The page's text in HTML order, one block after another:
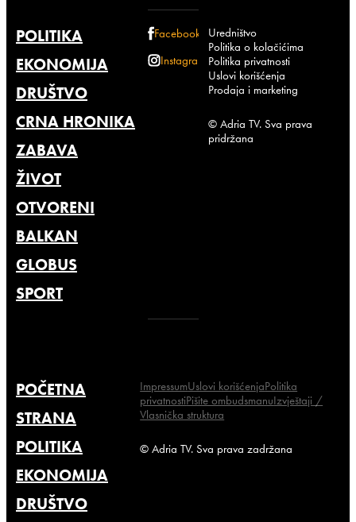
POLITIKA
EKONOMIJA
DRUŠTVO
CRNA HRONIKA
ZABAVA
ŽIVOT
OTVORENI
BALKAN
GLOBUS
SPORT
Facebook
Instagram
Uredništvo
Politika o kolačićima
Politika privatnosti
Uslovi korišćenja
Prodaja i marketing
© Adria TV. Sva prava
pridržana
POČETNA
STRANA
POLITIKA
EKONOMIJA
DRUŠTVO
ImpressumUslovi korišćenjaPolitika
privatnostiPišite ombudsmanuIzvještaji /
Vlasnička struktura
© Adria TV. Sva prava zadržana